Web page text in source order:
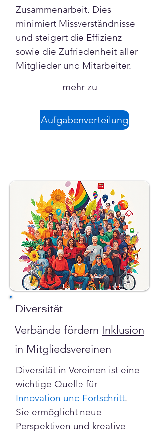
Zusammenarbeit. Dies
minimiert Missverständnisse
und steigert die Effizienz
sowie die Zufriedenheit aller
Mitglieder und Mitarbeiter.
mehr zu
Aufgabenverteilung
Diversität
Diversität in Vereinen ist eine
wichtige Quelle für
Innovation und Fortschritt.
Sie ermöglicht neue
Perspektiven und kreative
Verbände fördern Inklusion
in Mitgliedsvereinen